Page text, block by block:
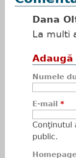
Dana
La multi
Numele
E-mail *
Conţinutul
public.